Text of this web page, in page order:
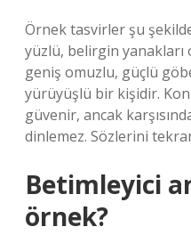
Örnek tasvirler şu
yüzlü, belirgin yanakları
geniş omuzlu, güçlü
yürüyüşlü bir kişidir.
güvenir, ancak
dinlemez. Sözlerini
Betimleyici
örnek?